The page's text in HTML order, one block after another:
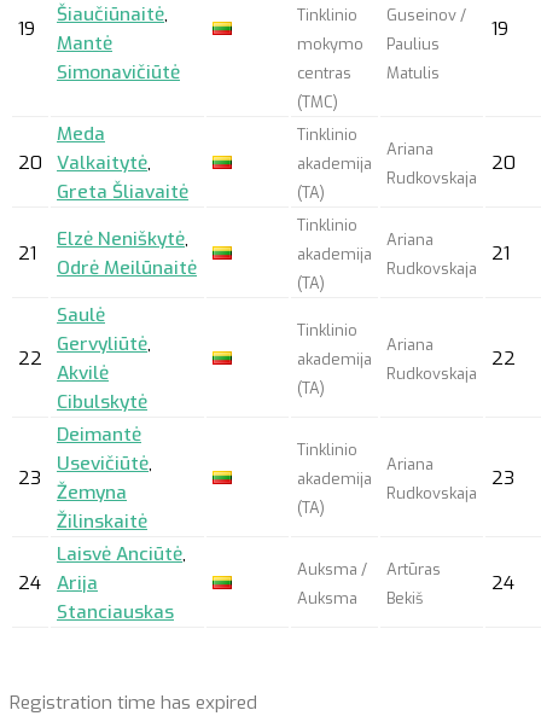
19
Šiaučiūnaitė,
Mantė
Simonavičiūtė
Tinklinio
mokymo
centras
(TMC)
Guseinov /
Paulius
Matulis
19
20
Meda
Valkaitytė,
Greta Šliavaitė
Tinklinio
akademija
(TA)
Ariana
Rudkovskaja
20
21
Elzė Neniškytė,
Odrė Meilūnaitė
Tinklinio
akademija
(TA)
Ariana
Rudkovskaja
21
22
Saulė
Gervyliūtė,
Akvilė
Cibulskytė
Tinklinio
akademija
(TA)
Ariana
Rudkovskaja
22
23
Deimantė
Usevičiūtė,
Žemyna
Žilinskaitė
Tinklinio
akademija
(TA)
Ariana
Rudkovskaja
23
24
Laisvė Anciūtė,
Arija
Stanciauskas
Auksma /
Auksma
Artūras
Bekiš
24
Registration time has expired